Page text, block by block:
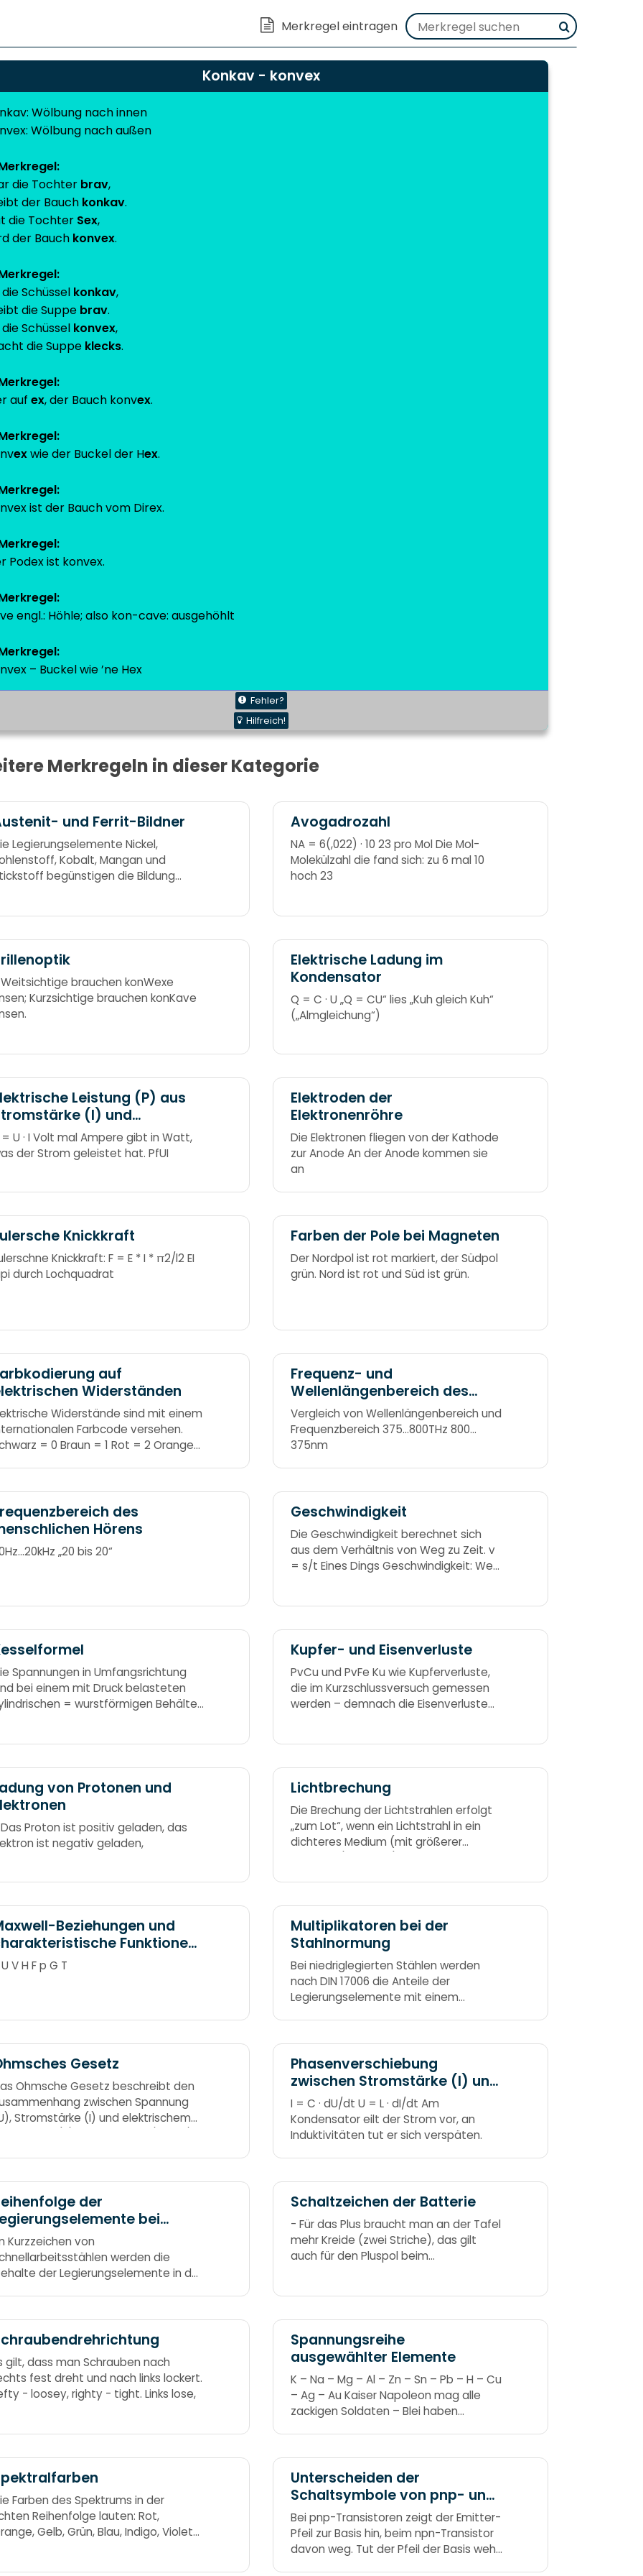
Konkav - konvex
Wölbung nach innen
Wölbung nach außen
die Tochter brav,
der Bauch konkav.
die Tochter Sex,
der Bauch konvex.
Schüssel konkav,
die Suppe brav.
Schüssel konvex,
die Suppe klecks.
auf ex, der Bauch konvex.
exwie der Buckel der Hex.
ist der Bauch vom Direx.
Podex ist konvex.
engl.: Höhle; also kon-cave: ausgehöhlt
– Buckel wie ’ne Hex
Fehler?
Hilfreich!
Merkregeln in dieser Kategorie
und Ferrit-Bildner
Legierungselemente Nickel,
Kobalt, Mangan und
begünstigen die Bildung
Wolfram begünstigen die Bildung
ferritischen Gefüges bei Stählen.
Austenitbildner: NiCCo-ManN macht
an Ferritbildner:
Avogadrozahl
NA = 6(,022) · 10 23 pro Mol Die Mol-
Molekülzahl die fand sich: zu 6 mal 10
hoch 23
brauchen konWexe
Kurzsichtige brauchen konKave
Elektrische Ladung im
Kondensator
Q = C · U „Q = CU“ lies „Kuh gleich Kuh“
(„Almgleichung“)
Leistung (P) aus
(I) und
(U)
= U · I Volt mal Ampere gibt in Watt,
der Strom geleistet hat. PfUI
Elektroden der
Elektronenröhre
Die Elektronen fliegen von der Kathode
zur Anode An der Anode kommen sie
an
Knickkraft
Knickkraft: F = E * I * π2/l2 EI
durch Lochquadrat
Farben der Pole bei Magneten
Der Nordpol ist rot markiert, der Südpol
grün. Nord ist rot und Süd ist grün.
auf
Widerständen
Widerstände sind mit einem
Farbcode versehen.
= 0 Braun = 1 Rot = 2 Orange
Frequenz- und
Wellenlängenbereich des
sichtbaren Lichtes
Vergleich von Wellenlängenbereich und
Frequenzbereich 375…800THz 800…
375nm
des
Hörens
„20 bis 20“
Geschwindigkeit
Die Geschwindigkeit berechnet sich
aus dem Verhältnis von Weg zu Zeit. v
= s/t Eines Dings Geschwindigkeit: Weg
Spannungen in Umfangsrichtung
bei einem mit Druck belasteten
= wurstförmigen Behälter
Kupfer- und Eisenverluste
PvCu und PvFe Ku wie Kupferverluste,
die im Kurzschlussversuch gemessen
werden – demnach die Eisenverluste
von Protonen und
Proton ist positiv geladen, das
ist negativ geladen,
Lichtbrechung
Die Brechung der Lichtstrahlen erfolgt
„zum Lot“, wenn ein Lichtstrahl in ein
dichteres Medium (mit größerer
sich bricht.
Beziehungen und
Funktionen
Guggenheim-Schemata
S U V H F p G T
Multiplikatoren bei der
Stahlnormung
Bei niedriglegierten Stählen werden
nach DIN 17006 die Anteile der
Legierungselemente mit einem
Cu, Mo, Ta, Ti, V Faktor 100: C, Ce, N, P, S
Man Sieht Nie 4 Weiße CroCodile
Gesetz
Ohmsche Gesetz beschreibt den
zwischen Spannung
Stromstärke (I) und elektrischem
Phasenverschiebung
zwischen Stromstärke (I) und
Spannung (U) an Kapazität
(C) bzw. Induktivität (L)
I = C · dU/dt U = L · dI/dt Am
Kondensator eilt der Strom vor, an
Induktivitäten tut er sich verspäten.
der
bei
Kurzzeichen von
werden die
der Legierungselemente in der
WoMoVaCo Wer Moechte
Cola
Schaltzeichen der Batterie
- Für das Plus braucht man an der Tafel
mehr Kreide (zwei Striche), das gilt
auch für den Pluspol beim
gilt, dass man Schrauben nach
fest dreht und nach links lockert.
- loosey, righty - tight. Links lose,
Spannungsreihe
ausgewählter Elemente
K – Na – Mg – Al – Zn – Sn – Pb – H – Cu
– Ag – Au Kaiser Napoleon mag alle
zackigen Soldaten – Blei haben
Farben des Spektrums in der
Reihenfolge lauten: Rot,
Gelb, Grün, Blau, Indigo, Violett
Unterscheiden der
Schaltsymbole von pnp- und
npn-Transistoren
Bei pnp-Transistoren zeigt der Emitter-
Pfeil zur Basis hin, beim npn-Transistor
davon weg. Tut der Pfeil der Basis weh,